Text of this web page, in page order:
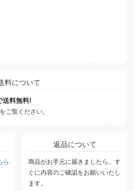
料について
返品について
商品がお手元に届きましたら、す